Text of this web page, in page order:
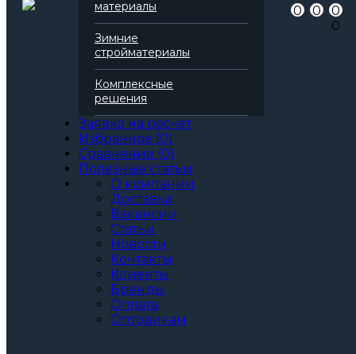
материалы
Зимние
стройматериалы
Комплексные
решения
Заявка на расчет
Избранное (0)
Сравнение (0)
Полезные статьи
О компании
Доставка
Вакансии
Статьи
Новости
Контакты
Клиенты
Бренды
Оплата
Оптовикам
0 0
0
0
для пожароизоляции
Теплопроводность 0,041 Вт/(м*К)
Паропроницаемость 0,3 мг/(м*К*Па)
Все характеристики